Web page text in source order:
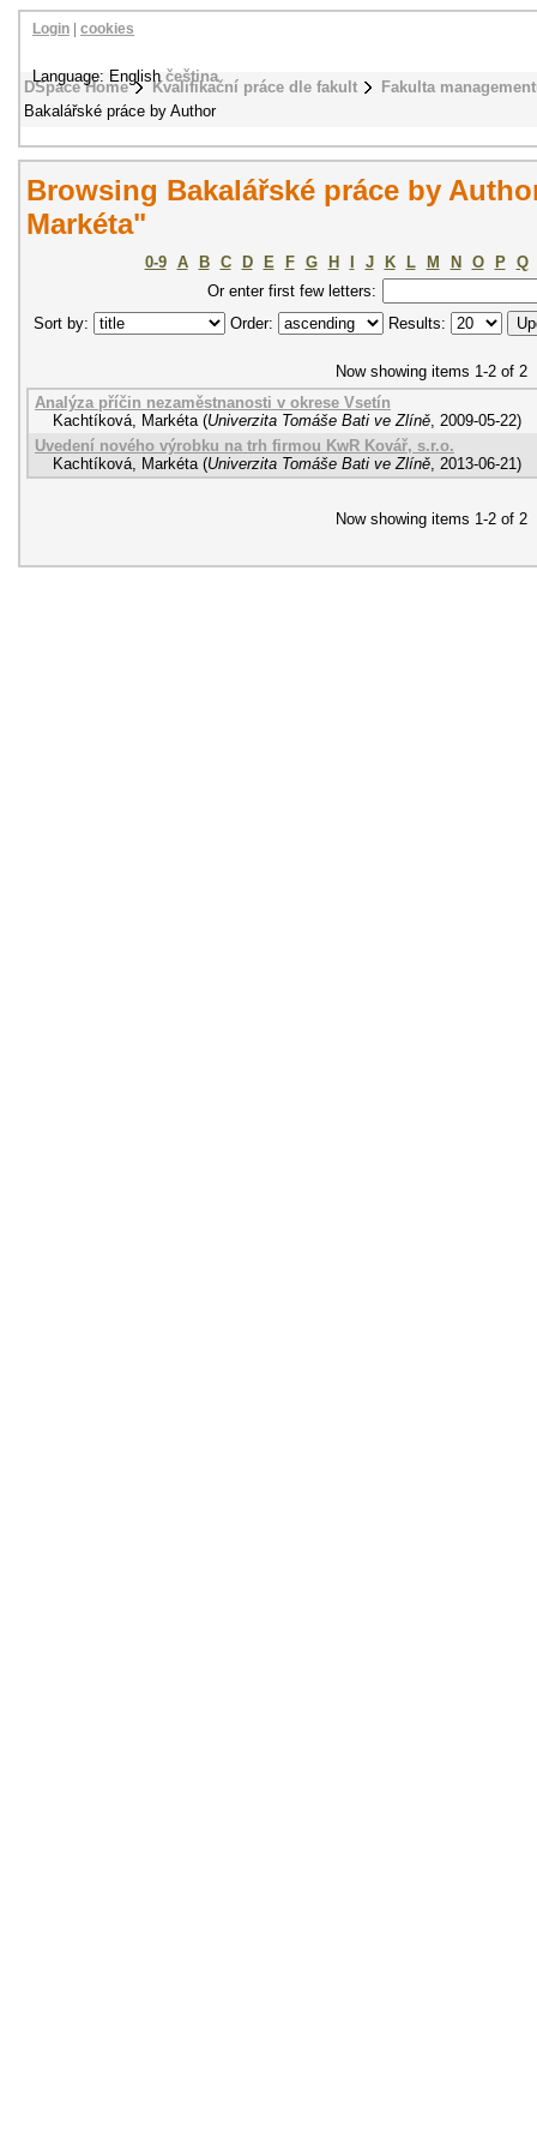
DSpace Home Kvalifikační práce dle fakult
Fakulta
Bakalářské práce by Author
Login cookies
Language: Englishčeština
Browsing Bakalářské práce by
Markéta"
0-9 A B C D E F G H J K L M N O P
Q
Or enter first few letters:
Sort by:
Order: Results:
Now showing items 1-2 of 2
Analýza příčin nezaměstnanosti v okrese Vsetín
Kachtíková, Markéta (Univerzita Tomáše Bati ve Zlíně, 2009-05-22)
Uvedení nového výrobku na trh firmou KwR Kovář, s.r.o.
Kachtíková, Markéta (Univerzita Tomáše Bati ve Zlíně, 2013-06-21)
Now showing items 1-2 of 2